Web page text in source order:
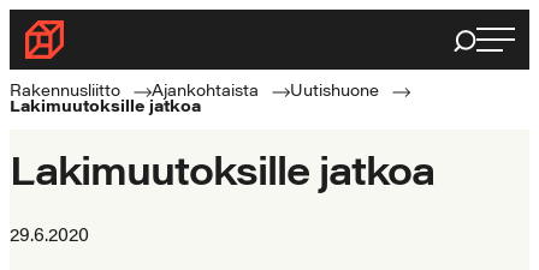
Siirry
suoraan
sisältöön
Rakennusliitto
Rakennusalan
ammattilaisten
Haku
Rakennusliitto Ajankohtaista
Uutishuone
Lakimuutoksille jatkoa
Lakimuutoksille jatkoa
29.6.2020